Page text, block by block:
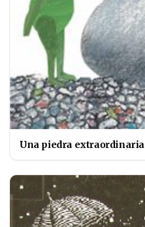
Una piedra extraordinaria